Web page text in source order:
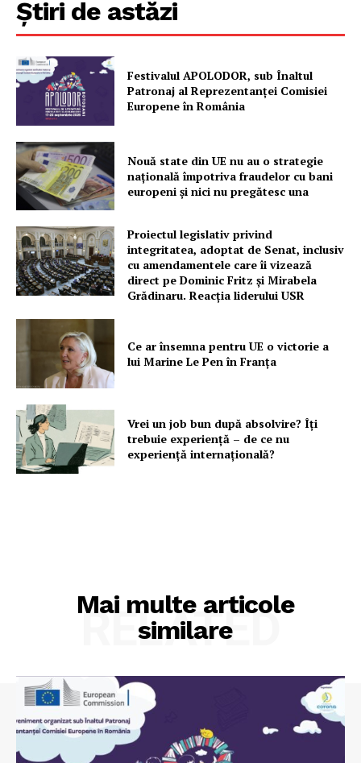
Știri de astăzi
Festivalul APOLODOR, sub Înaltul
Patronaj al Reprezentanței Comisiei
Europene în România
Nouă state din UE nu au o strategie
națională împotriva fraudelor cu bani
europeni și nici nu pregătesc una
Proiectul legislativ privind
integritatea, adoptat de Senat, inclusiv
cu amendamentele care îi vizează
direct pe Dominic Fritz și Mirabela
Grădinaru. Reacția liderului USR
Ce ar însemna pentru UE o victorie a
lui Marine Le Pen în Franța
Vrei un job bun după absolvire? Îți
trebuie experiență – de ce nu
experiență internațională?
Mai multe articole
similare
RELATED